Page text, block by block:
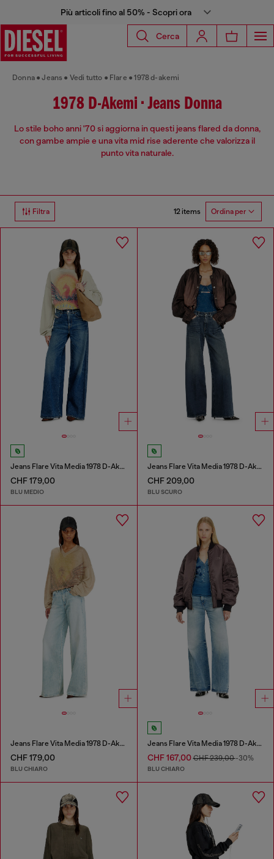
Più articoli fino al 50% - Scopri ora
Cerca
Donna Jeans Vedi tutto Flare 1978 d-akemi
1978 D-Akemi • Jeans Donna
Lo stile boho anni '70 si aggiorna in questi jeans flared da donna,
con gambe ampie e una vita mid rise aderente che valorizza il
punto vita naturale.
Filtra 12 items Ordina per
Jeans Flare Vita Media 1978 D-Akemi
CHF 179,00
BLU MEDIO
Jeans Flare Vita Media 1978 D-Akemi
CHF 209,00
BLU SCURO
Jeans Flare Vita Media 1978 D-Akemi
CHF 179,00
BLU CHIARO
Jeans Flare Vita Media 1978 D-Akemi
CHF 167,00CHF 239,00-30%
BLU CHIARO